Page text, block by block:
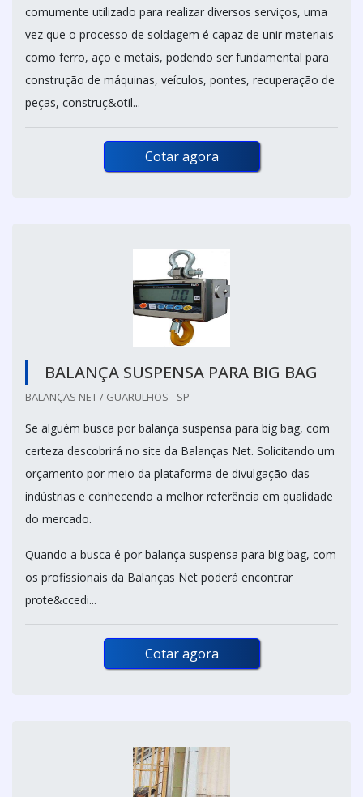
comumente utilizado para realizar diversos serviços, uma
vez que o processo de soldagem é capaz de unir materiais
como ferro, aço e metais, podendo ser fundamental para
construção de máquinas, veículos, pontes, recuperação de
peças, construç&otil...
Cotar agora
BALANÇA SUSPENSA PARA BIG BAG
BALANÇAS NET / GUARULHOS - SP
Se alguém busca por balança suspensa para big bag, com
certeza descobrirá no site da Balanças Net. Solicitando um
orçamento por meio da plataforma de divulgação das
indústrias e conhecendo a melhor referência em qualidade
do mercado.
Quando a busca é por balança suspensa para big bag, com
os profissionais da Balanças Net poderá encontrar
prote&ccedi...
Cotar agora